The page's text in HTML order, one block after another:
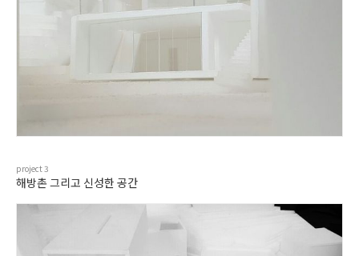
project 3
해방촌 그리고 신성한 공간